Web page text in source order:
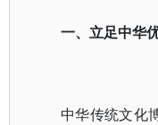
一、立足中华
中华传统文化